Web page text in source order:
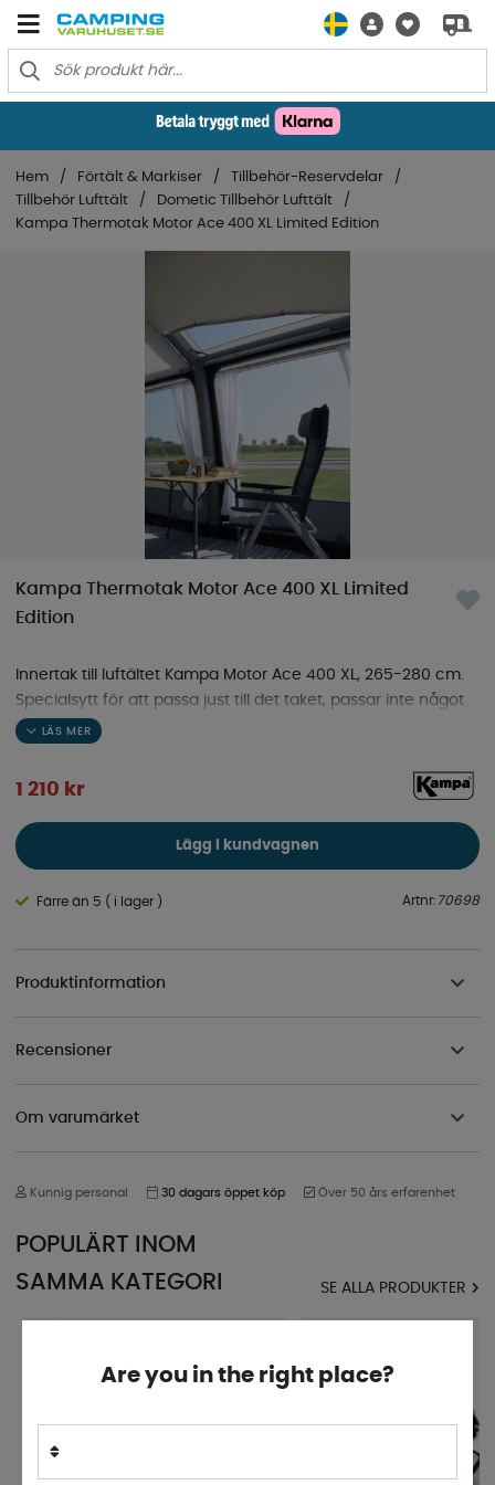
Hem Förtält & Markiser
Tillbehör-Reservdelar
Tillbehör Lufttält
Dometic Tillbehör Lufttält
Kampa Thermotak Motor Ace 400 XL Limited Edition
Kampa Thermotak Motor Ace 400 XL Limited
Edition
Innertak till luftältet Kampa Motor Ace 400 XL, 265-280 cm.
Specialsytt för att passa just till det taket, passar inte något
annat tält eller annan storlek.
1 210 kr
Lägg i kundvagnen
Färre än 5 ( i lager ) Artnr: 70698
Produktinformation
Recensioner
Om varumärket
Kunnig personal 30 dagars öppet köp Över 50 års erfarenhet
POPULÄRT INOM
SAMMA KATEGORI
SE ALLA PRODUKTER
Are you in the right place?